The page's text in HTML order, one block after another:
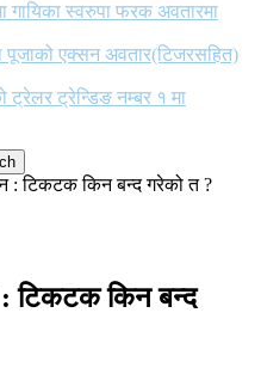
गायिका स्वरुपा फरक अवतारमा
पूजाको एक्सन अवतार(टिजरसहित)
ट्रेलर ट्रेन्डिङ नम्बर १ मा
: टिकटक किन बन्द गरेको त ?
टिकटक किन बन्द